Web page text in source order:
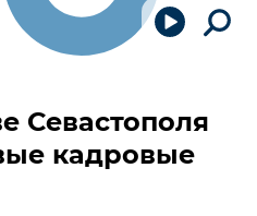
Севастополя
кадровые